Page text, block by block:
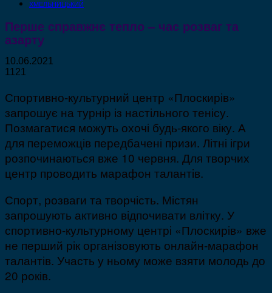
ХМЕЛЬНИЦЬКИЙ
Перше справжнє тепло – час розваг та
азарту
10.06.2021
1121
Спортивно-культурний центр «Плоскирів»
запрошує на турнір із настільного тенісу.
Позмагатися можуть охочі будь-якого віку. А
для переможців передбачені призи. Літні ігри
розпочинаються вже 10 червня. Для творчих
центр проводить марафон талантів.
Спорт, розваги та творчість. Містян
запрошують активно відпочивати влітку. У
спортивно-культурному центрі «Плоскирів» вже
не перший рік організовують онлайн-марафон
талантів. Участь у ньому може взяти молодь до
20 років.